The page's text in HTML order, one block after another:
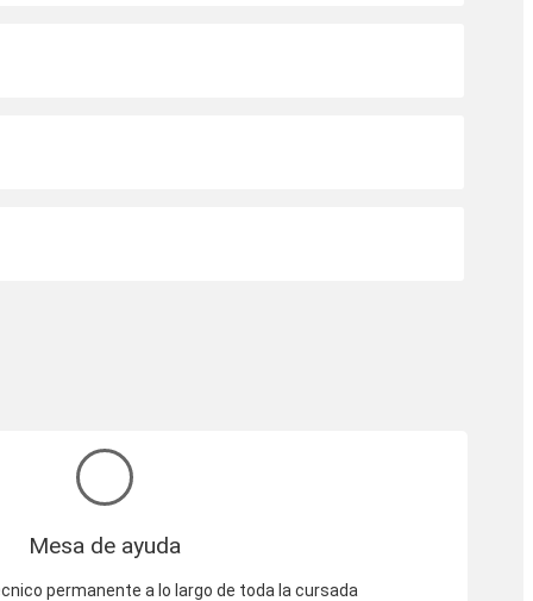
Mesa de ayuda
permanente a lo largo de toda la cursada